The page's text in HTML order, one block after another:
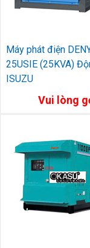
Máy phát điện
25USIE (25KVA)
ISUZU
Vui lòng